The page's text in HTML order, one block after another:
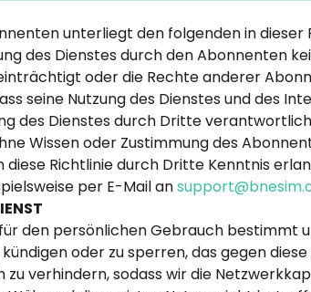
unterliegt den folgenden in
des Dienstes durch den Abonnenten
oder die Rechte anderer
seine Nutzung des Dienstes und des
des Dienstes durch Dritte
Wissen oder Zustimmung des
Richtlinie durch Dritte Kenntnis
per E-Mail an
den persönlichen Gebrauch bestimmt
oder zu sperren, das gegen
zu verhindern, sodass wir die